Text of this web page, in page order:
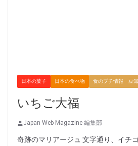
日本の菓子 日本の食べ物 食のプチ情報 豆
いちご大福
Japan Web Magazine 編集部
奇跡のマリアージュ 文字通り、イチ